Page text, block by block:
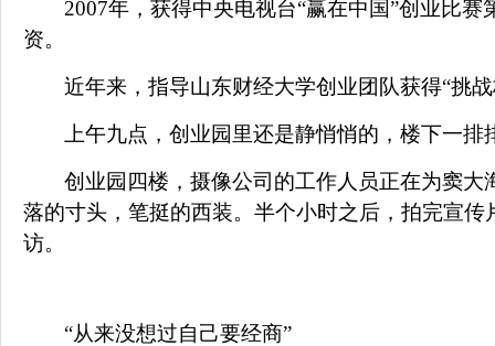
2007年，获得中央电视台“赢在中国”创业比
资。
近年来，指导山东财经大学创业团队获得“挑
上午九点，创业园里还是静悄悄的，楼下一
创业园四楼，摄像公司的工作人员正在为窦大
落的寸头，笔挺的西装。半个小时之后，拍完宣
访。
“从来没想过自己要经商”